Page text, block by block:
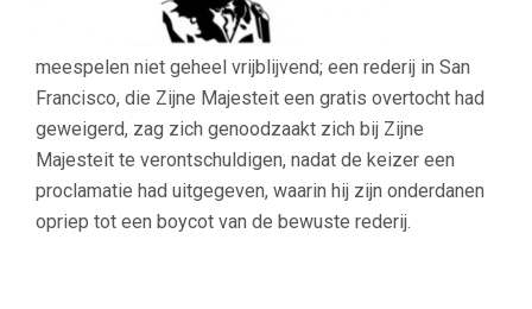
meespelen niet geheel vrijblijvend; een rederij in San
Francisco, die Zijne Majesteit een gratis overtocht had
geweigerd, zag zich genoodzaakt zich bij Zijne
Majesteit te verontschuldigen, nadat de keizer een
proclamatie had uitgegeven, waarin hij zijn onderdanen
opriep tot een boycot van de bewuste rederij.